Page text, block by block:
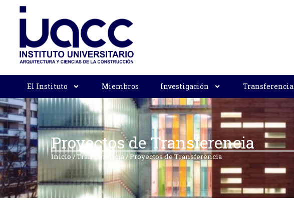
El Instituto Miembros Investigación Transferencia
Proyectos de Transferencia
Inicio/Transferencia/Proyectos de Transferencia